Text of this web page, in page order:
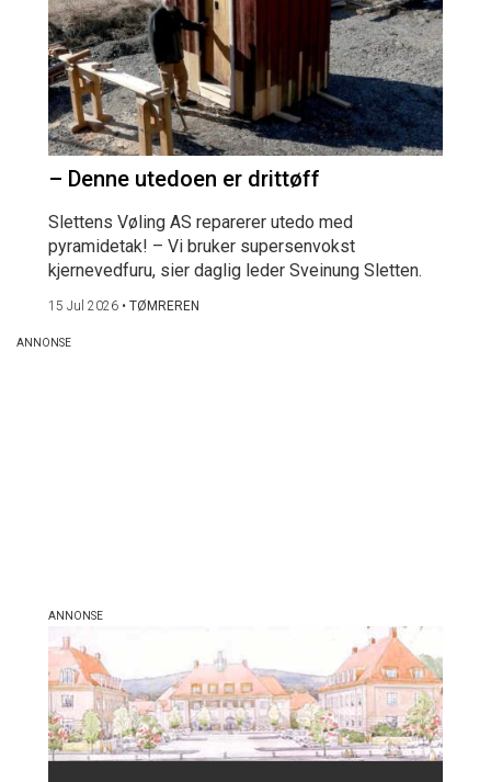
– Denne utedoen er drittøff
Slettens Vøling AS reparerer utedo med
pyramidetak! – Vi bruker supersenvokst
kjernevedfuru, sier daglig leder Sveinung Sletten.
15 Jul 2026 • TØMREREN